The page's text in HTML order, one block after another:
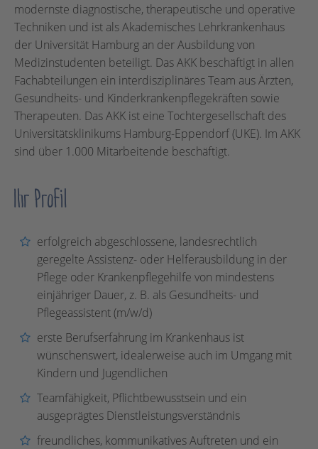
modernste diagnostische, therapeutische und operative
Techniken und ist als Akademisches Lehrkrankenhaus
der Universität Hamburg an der Ausbildung von
Medizinstudenten beteiligt. Das AKK beschäftigt in allen
Fachabteilungen ein interdisziplinäres Team aus Ärzten,
Gesundheits- und Kinderkrankenpflegekräften sowie
Therapeuten. Das AKK ist eine Tochtergesellschaft des
Universitätsklinikums Hamburg-Eppendorf (UKE). Im AKK
sind über 1.000 Mitarbeitende beschäftigt.
Ihr Profil
erfolgreich abgeschlossene, landesrechtlich
geregelte Assistenz- oder Helferausbildung in der
Pflege oder Krankenpflegehilfe von mindestens
einjähriger Dauer, z. B. als Gesundheits- und
Pflegeassistent (m/w/d)
erste Berufserfahrung im Krankenhaus ist
wünschenswert, idealerweise auch im Umgang mit
Kindern und Jugendlichen
Teamfähigkeit, Pflichtbewusstsein und ein
ausgeprägtes Dienstleistungsverständnis
freundliches, kommunikatives Auftreten und ein